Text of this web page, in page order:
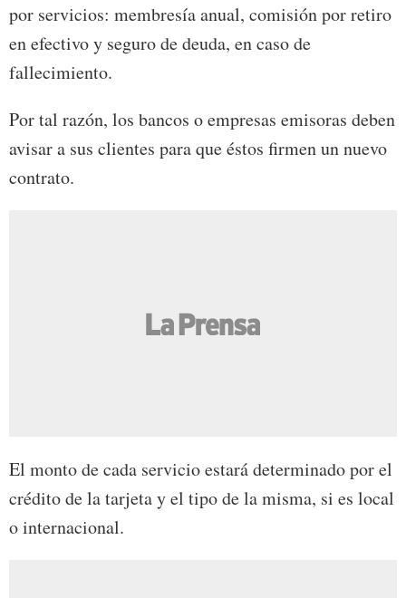
por servicios: membresía anual, comisión por retiro
en efectivo y seguro de deuda, en caso de
fallecimiento.
Por tal razón, los bancos o empresas emisoras deben
avisar a sus clientes para que éstos firmen un nuevo
contrato.
El monto de cada servicio estará determinado por el
crédito de la tarjeta y el tipo de la misma, si es local
o internacional.